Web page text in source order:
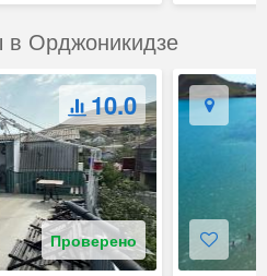
в Орджоникидзе
10.0
Проверено